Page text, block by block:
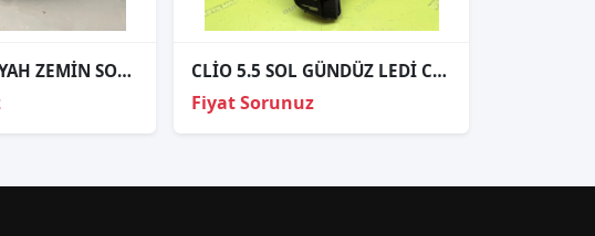
CLİO 4 FAZ1 SİYAH ZEMİN SOL FAR ORJİNAL CLİO 5.5 SOL GÜNDÜZ LEDİ CAMI SIFIR ORJİNAL
Fiyat Sorunuz